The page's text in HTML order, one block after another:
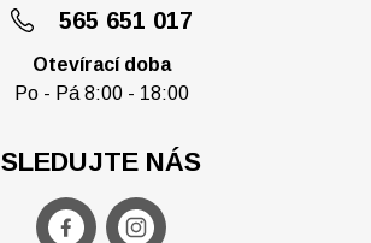
565 651 017
Otevírací doba
Po - Pá 8:00 - 18:00
SLEDUJTE NÁS